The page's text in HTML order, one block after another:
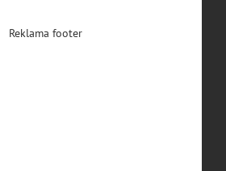
Reklama footer